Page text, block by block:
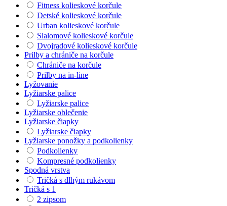
Fitness kolieskové korčule
Detské kolieskové korčule
Urban kolieskové korčule
Slalomové kolieskové korčule
Dvojradové kolieskové korčule
Prilby a chrániče na korčule
Chrániče na korčule
Prilby na in-line
Lyžovanie
Lyžiarske palice
Lyžiarske palice
Lyžiarske oblečenie
Lyžiarske čiapky
Lyžiarske čiapky
Lyžiarske ponožky a podkolienky
Podkolienky
Kompresné podkolienky
Spodná vrstva
Tričká s dlhým rukávom
Tričká s 1
2 zipsom